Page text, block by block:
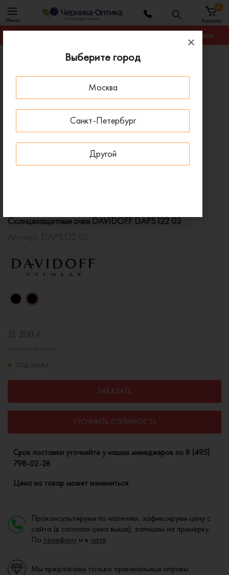
Выберите город
Москва
Санкт-Петербург
Другой
Меню Корзина
0
Гарантируем лучшую цену на любую оправу в Москве
Солнцезащитные очки
Солнцезащитные очки DAVIDOFF DAPS122 03
Солнцезащитные очки DAVIDOFF DAPS122 03
ПОД ЗАКАЗ
ЗАКАЗАТЬ
УТОЧНИТЬ СТОИМОСТЬ
Cрок поставки уточняйте у наших менеджеров по 8 (495)
798-02-28
Цена на товар может измениться
Проконсультируем по наличию, зафиксируем цену с
сайта (в салонах цена выше), запишем на примерку.
По телефону и в чате
Мы предлагаем только оригинальные оправы
ПОД ЗАКАЗ